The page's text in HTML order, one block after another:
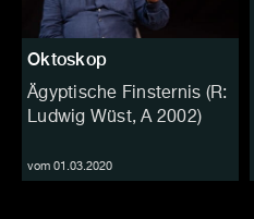
Oktoskop
Ägyptische Finsternis (R:
Ludwig Wüst, A 2002)
vom 01.03.2020